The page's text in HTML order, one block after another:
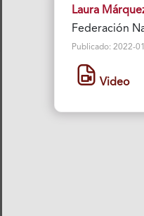
Laura
Federación
Publicado: 2022-
Video